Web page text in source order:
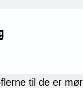
til de er